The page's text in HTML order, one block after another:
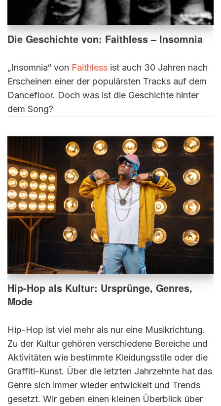
Die Geschichte von: Faithless – Insomnia
„Insomnia“ von Faithless ist auch 30 Jahren nach
Erscheinen einer der populärsten Tracks auf dem
Dancefloor. Doch was ist die Geschichte hinter
dem Song?
Hip-Hop als Kultur: Ursprünge, Genres,
Mode
Hip-Hop ist viel mehr als nur eine Musikrichtung.
Zu der Kultur gehören verschiedene Bereiche und
Aktivitäten wie bestimmte Kleidungsstile oder die
Graffiti-Kunst. Über die letzten Jahrzehnte hat das
Genre sich immer wieder entwickelt und Trends
gesetzt. Wir geben einen kleinen Überblick über